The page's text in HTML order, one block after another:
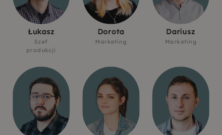
Łukasz
Szef
produkcji
Dorota
Marketing
Dariusz
Marketing